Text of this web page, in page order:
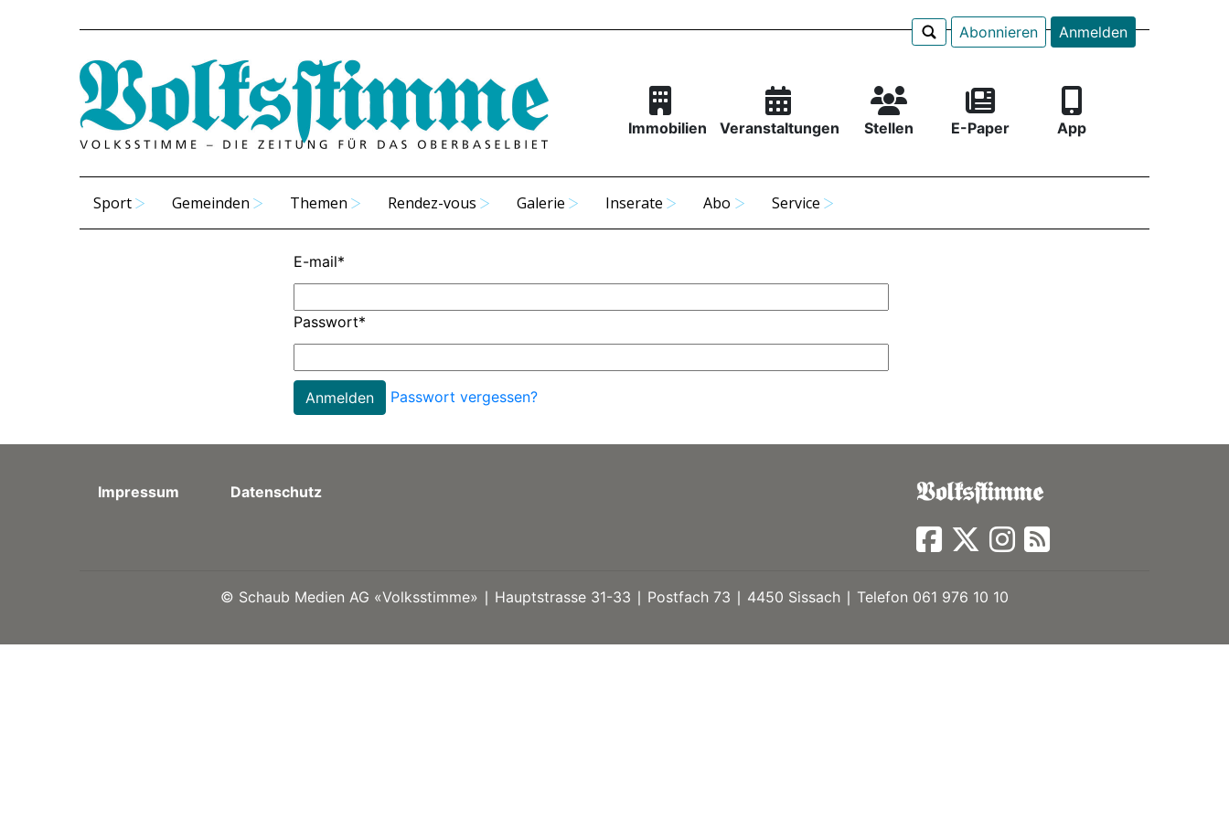
Abonnieren Anmelden
Immobilien Veranstaltungen Stellen E-Paper App
Sport Gemeinden Themen Rendez-vous Galerie Inserate Abo Service
E-mail*
Passwort*
Passwort vergessen?
Impressum Datenschutz
© Schaub Medien AG «Volksstimme» ∣ Hauptstrasse 31-33 ∣ Postfach 73 ∣ 4450 Sissach ∣ Telefon 061 976 10 10